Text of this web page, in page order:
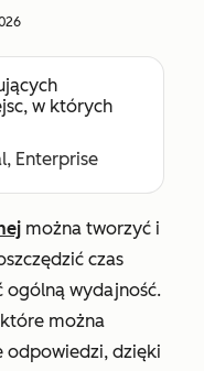
w których
Enterprise
można tworzyć i
czas
ogólną wydajność.
można
odpowiedzi, dzięki